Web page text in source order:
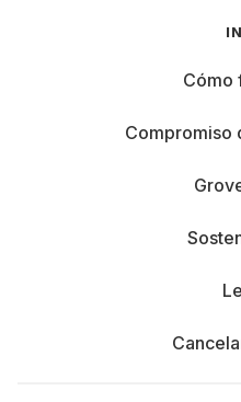
Cómo
Compromiso